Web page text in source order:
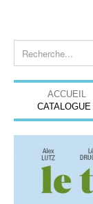
ACCUEIL
CATALOGUE